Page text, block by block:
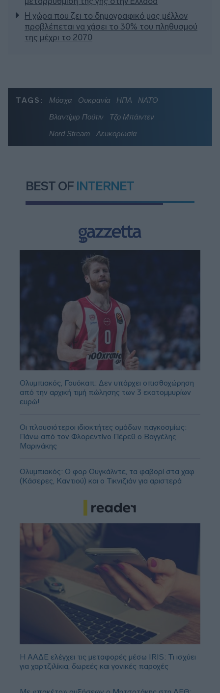
Η χώρα που ζει το δημογραφικό μας μέλλον
προβλέπεται να χάσει το 30% του πληθυσμού
της μέχρι το 2070
TAGS: Μόσχα Ουκρανία ΗΠΑ
ΝΑΤΟ
Βλαντίμιρ Πούτιν
Τζο Μπάιντεν
Nord Stream
Λευκορωσία
BEST OF INTERNET
Ολυμπιακός, Γουόκαπ: Δεν υπάρχει οπισθοχώρηση
από την αρχική τιμή πώλησης των 3 εκατομμυρίων
ευρώ!
Οι πλουσιότεροι ιδιοκτήτες ομάδων παγκοσμίως:
Πάνω από τον Φλορεντίνο Πέρεθ ο Βαγγέλης
Μαρινάκης
Ολυμπιακός: Ο φορ Ουγκάλντε, τα φαβορί στα χαφ
(Κάσερες, Καντιού) και ο Τικνιζιάν για αριστερά
Η ΑΑΔΕ ελέγχει τις μεταφορές μέσω IRIS: Τι ισχύει
για χαρτζιλίκια, δωρεές και γονικές παροχές